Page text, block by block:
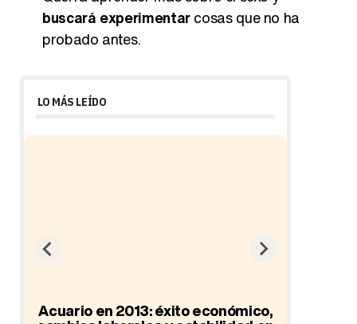
buscará experimentarcosas que no ha
probado antes.
LO MÁS LEÍDO